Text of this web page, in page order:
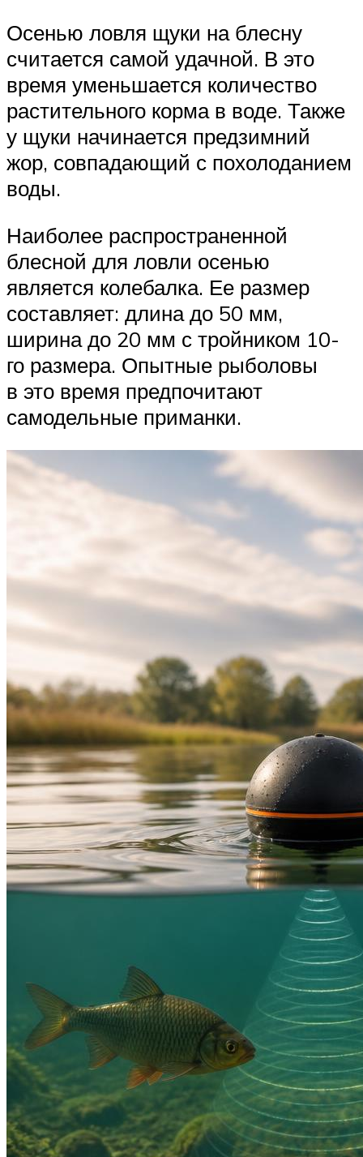
Осенью ловля щуки на блесну
считается самой удачной. В это
время уменьшается количество
растительного корма в воде. Также
у щуки начинается предзимний
жор, совпадающий с похолоданием
воды.
Наиболее распространенной
блесной для ловли осенью
является колебалка. Ее размер
составляет: длина до 50 мм,
ширина до 20 мм с тройником 10-
го размера. Опытные рыболовы
в это время предпочитают
самодельные приманки.